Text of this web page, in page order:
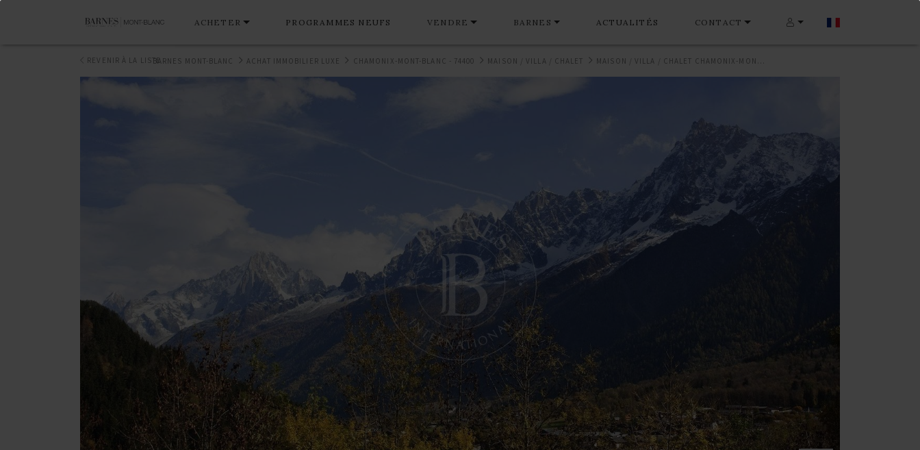
ACHETER PROGRAMMES NEUFS VENDRE BARNES ACTUALITÉS CONTACT
BARNES MONT-BLANC ACHAT IMMOBILIER LUXE CHAMONIX-MONT-BLANC - 74400 MAISON / VILLA / CHALET
REVENIR À LA LISTE